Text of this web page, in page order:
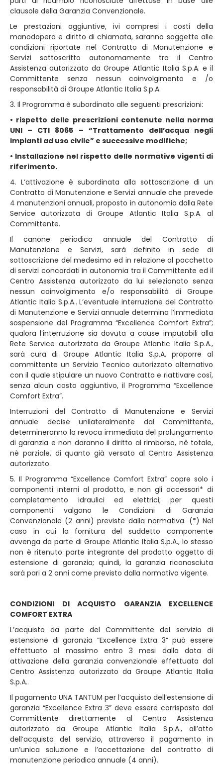
clausole della Garanzia Convenzionale.
Le prestazioni aggiuntive, ivi compresi i costi della
manodopera e diritto di chiamata, saranno soggette alle
condizioni riportate nel Contratto di Manutenzione e
Servizi sottoscritto autonomamente tra il Centro
Assistenza autorizzato da Groupe Atlantic Italia S.p.A. e il
Committente senza nessun coinvolgimento e /o
responsabilità di Groupe Atlantic Italia S.p.A.
3. Il Programma è subordinato alle seguenti prescrizioni:
• rispetto delle prescrizioni contenute nella norma
UNI – CTI 8065 – “Trattamento dell’acqua negli
impianti ad uso civile” e successive modifiche;
• Installazione nel rispetto delle normative vigenti di
riferimento.
4. L’attivazione è subordinata alla sottoscrizione di un
Contratto di Manutenzione e Servizi annuale che prevede
4 manutenzioni annuali, proposto in autonomia dalla Rete
Service autorizzata di Groupe Atlantic Italia S.p.A. al
Committente.
Il canone periodico annuale del Contratto di
Manutenzione e Servizi, sarà definito in sede di
sottoscrizione del medesimo ed in relazione al pacchetto
di servizi concordati in autonomia tra il Committente ed il
Centro Assistenza autorizzato da lui selezionato senza
nessun coinvolgimento e/o responsabilità di Groupe
Atlantic Italia S.p.A.. L’eventuale interruzione del Contratto
di Manutenzione e Servizi annuale determina l’immediata
sospensione del Programma “Excellence Comfort Extra”;
qualora l’interruzione sia dovuta a cause imputabili alla
Rete Service autorizzata da Groupe Atlantic Italia S.p.A.,
sarà cura di Groupe Atlantic Italia S.p.A. proporre al
committente un Servizio Tecnico autorizzato alternativo
con il quale stipulare un nuovo Contratto e riattivare così,
senza alcun costo aggiuntivo, il Programma “Excellence
Comfort Extra”.
Interruzioni del Contratto di Manutenzione e Servizi
annuale decise unilateralmente dal Committente,
determineranno la revoca immediata del prolungamento
di garanzia e non daranno il diritto al rimborso, nè totale,
nè parziale, di quanto già versato al Centro Assistenza
autorizzato.
5. Il Programma “Excellence Comfort Extra” copre solo i
componenti interni al prodotto, e non gli accessori* di
completamento idraulici ed elettrici; per questi
componenti valgono le Condizioni di Garanzia
Convenzionale (2 anni) previste dalla normativa. (*) Nel
caso in cui la fornitura del suddetto componente
avvenga da parte di Groupe Atlantic Italia S.p.A., lo stesso
non è ritenuto parte integrante del prodotto oggetto di
estensione di garanzia; quindi, la garanzia riconosciuta
sarà pari a 2 anni come previsto dalla normativa vigente.
CONDIZIONI DI ACQUISTO GARANZIA EXCELLENCE
COMFORT EXTRA
L’acquisto da parte del Committente del servizio di
estensione di garanzia “Excellence Extra 3” può essere
effettuato al massimo entro 3 mesi dalla data di
attivazione della garanzia convenzionale effettuata dal
Centro Assistenza autorizzato da Groupe Atlantic Italia
S.p.A..
Il pagamento UNA TANTUM per l’acquisto dell’estensione di
garanzia “Excellence Extra 3” deve essere corrisposto dal
Committente direttamente al Centro Assistenza
autorizzato da Groupe Atlantic Italia S.p.A., all’atto
dell’acquisto del servizio, attraverso il pagamento in
un’unica soluzione e l’accettazione del contratto di
manutenzione periodica annuale (4 anni).